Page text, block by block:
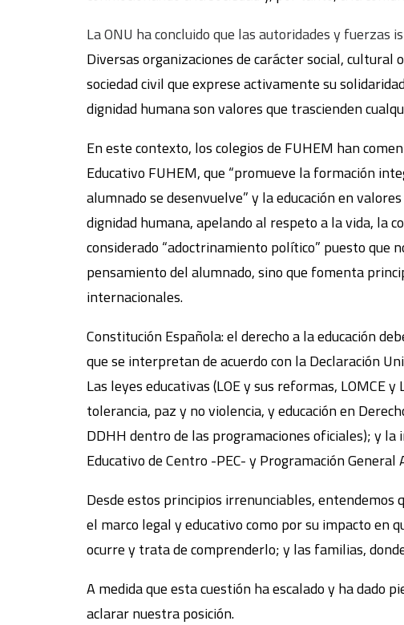
La ONU ha concluido que las autoridades y
Diversas organizaciones de carácter social,
sociedad civil que exprese activamente su
dignidad humana son valores que trascienden
En este contexto, los colegios de FUHEM han
Educativo FUHEM, que “promueve la formación
alumnado se desenvuelve” y la educación en
dignidad humana, apelando al respeto a la vida, la
considerado “adoctrinamiento político” puesto que
pensamiento del alumnado, sino que fomenta
internacionales.
Constitución Española: el derecho a la educación
que se interpretan de acuerdo con la Declaración
Las leyes educativas (LOE y sus reformas, LOMCE
tolerancia, paz y no violencia, y educación en
DDHH dentro de las programaciones oficiales); y la
Educativo de Centro -PEC- y Programación General
Desde estos principios irrenunciables,
el marco legal y educativo como por su impacto en
ocurre y trata de comprenderlo; y las familias,
A medida que esta cuestión ha escalado y ha dado
aclarar nuestra posición.